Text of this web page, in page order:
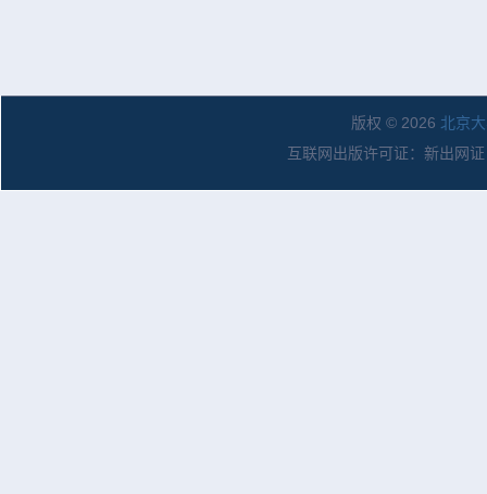
版权 © 2026 北京
互联网出版许可证：新出网